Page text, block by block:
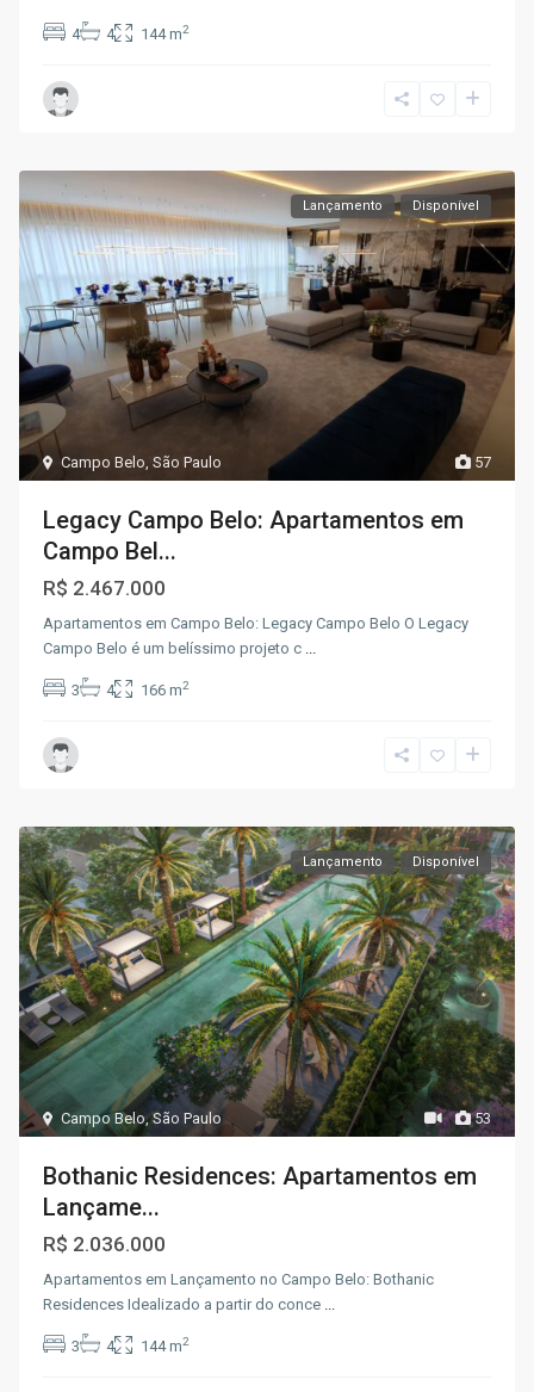
4 4 144 m2
57
Campo Belo,São Paulo
Lançamento Disponível
Legacy Campo Belo: Apartamentos em
Campo Bel...
R$ 2.467.000
Apartamentos em Campo Belo: Legacy Campo Belo O Legacy
Campo Belo é um belíssimo projeto c ...
3 4 166 m2
53
Campo Belo,São Paulo
Lançamento Disponível
Bothanic Residences: Apartamentos em
Lançame...
R$ 2.036.000
Apartamentos em Lançamento no Campo Belo: Bothanic
Residences Idealizado a partir do conce
3 4 144 m2